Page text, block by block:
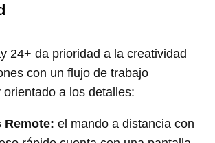
24+ da prioridad a la creatividad
con un flujo de trabajo
orientado a los detalles:
Remote:el mando a distancia con